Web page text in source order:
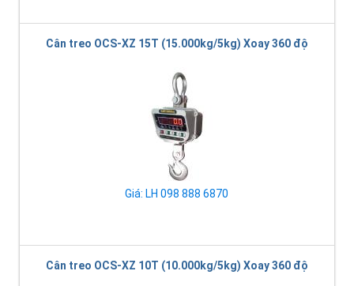
Cân treo OCS-XZ 15T (15.000kg/5kg) Xoay 360 độ
Giá: LH 098 888 6870
Cân treo OCS-XZ 10T (10.000kg/5kg) Xoay 360 độ